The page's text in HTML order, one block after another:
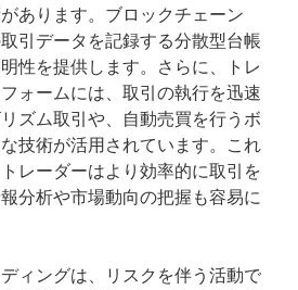
あります。ブロックチェーン
引データを記録する分散型台帳
性を提供します。さらに、トレ
ォームには、取引の執行を迅速
ズム取引や、自動売買を行うボ
技術が活用されています。これ
レーダーはより効率的に取引を
分析や市場動向の把握も容易に
ィングは、リスクを伴う活動で